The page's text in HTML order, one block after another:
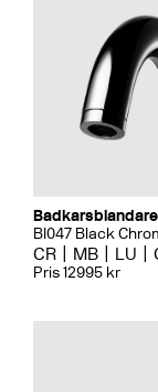
Badkarsblandare
BI047 Black
CR MB LU
Pris 12995 kr